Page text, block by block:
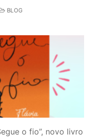
BLOG
o fio”, novo livro